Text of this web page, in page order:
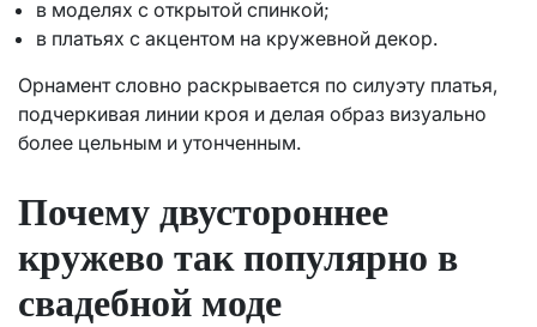
в моделях с открытой спинкой;
в платьях с акцентом на кружевной декор.
Орнамент словно раскрывается по силуэту платья,
подчеркивая линии кроя и делая образ визуально
более цельным и утонченным.
Почему двустороннее
кружево так популярно в
свадебной моде